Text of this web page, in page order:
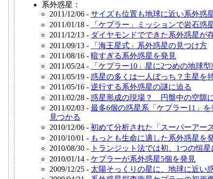
系外惑星：
2011/12/06 - サイズも位置も地球に近い系外惑
2011/01/18 -
「ケプラー」ミッションで岩石惑
2011/12/13 - ダイヤモンドでできた系外惑星が
2011/09/13 -
「海王星式」系外惑星の見つけ方
2011/08/16 - 暗すぎる系外惑星を発見
2011/05/24 -
「ケプラー10」星に2つめの地球
2011/05/19 - 惑星の多くは一人ぼっち？主星を
2011/05/16 - 逆行する系外惑星の謎に迫る
2011/02/28 - 惑星形成の現場？ 円盤中の空隙
2011/02/03 - 最多6個の惑星系「ケプラー11」
見つかる
2010/12/06 - 初めて分析された「スーパーアー
2010/10/01 - もっとも生命に適した系外惑星を
2010/08/30 - トランジット法では初、1つの恒
2010/01/14 - ケプラーが系外惑星5個を発見
2009/12/25 - 太陽そっくりの星に、地球に近い